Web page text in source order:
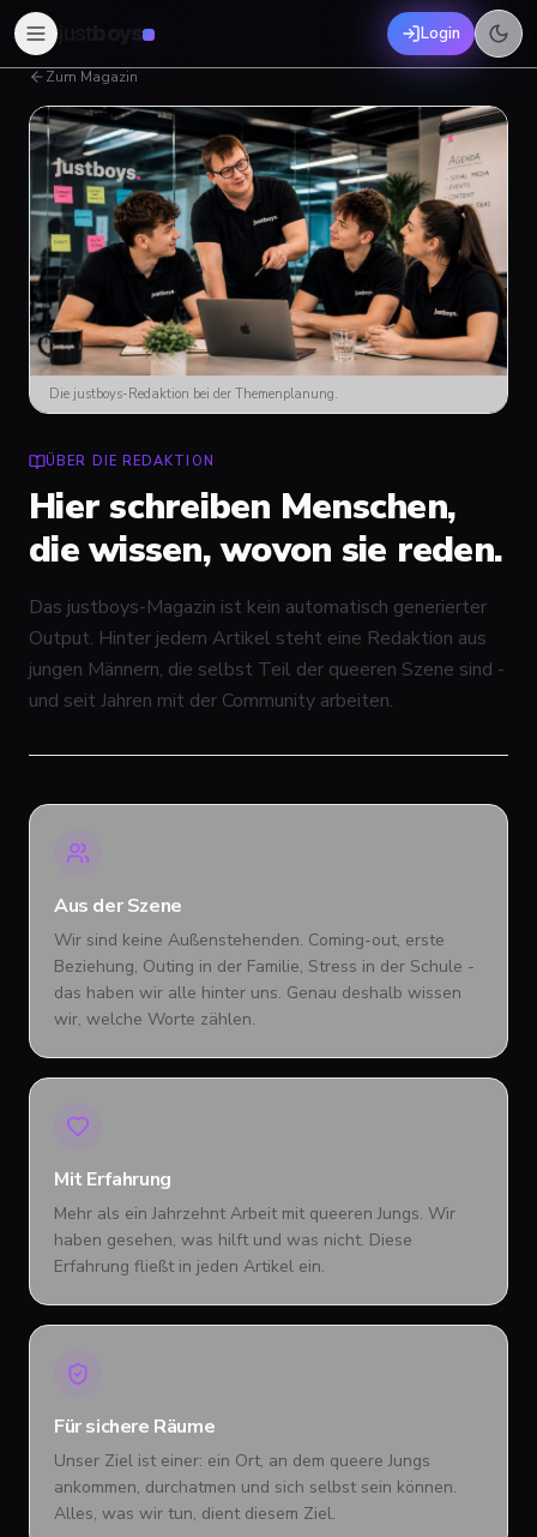
boys Login
Zum Magazin
Die justboys-Redaktion bei der Themenplanung.
ÜBER DIE REDAKTION
Hier schreiben Menschen,
die wissen, wovon sie reden.
Das justboys-Magazin ist kein automatisch generierter
Output. Hinter jedem Artikel steht eine Redaktion aus
jungen Männern, die selbst Teil der queeren Szene sind -
und seit Jahren mit der Community arbeiten.
Aus der Szene
Wir sind keine Außenstehenden. Coming-out, erste
Beziehung, Outing in der Familie, Stress in der Schule -
das haben wir alle hinter uns. Genau deshalb wissen
wir, welche Worte zählen.
Mit Erfahrung
Mehr als ein Jahrzehnt Arbeit mit queeren Jungs. Wir
haben gesehen, was hilft und was nicht. Diese
Erfahrung fließt in jeden Artikel ein.
Für sichere Räume
Unser Ziel ist einer: ein Ort, an dem queere Jungs
ankommen, durchatmen und sich selbst sein können.
Alles, was wir tun, dient diesem Ziel.